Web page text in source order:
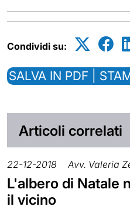
Condividi su:
SALVA IN PDF |
Articoli correlati
22-12-2018 Avv. Valeria
L'albero di Natale
il vicino